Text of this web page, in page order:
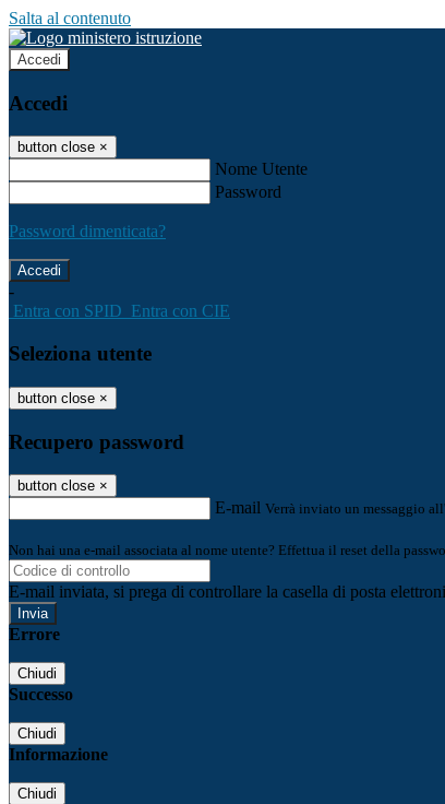
Salta al contenuto
Accedi
Accedi
button close ×
Nome Utente
Password
Password dimenticata?
-
Entra con SPID Entra con CIE
Seleziona utente
button close ×
Recupero password
button close ×
E-mail Verrà inviato un messaggio
Non hai una e-mail associata al nome utente? Effettua il reset della
E-mail inviata, si prega di controllare la casella di posta
Errore
Chiudi
Successo
Chiudi
Informazione
Chiudi